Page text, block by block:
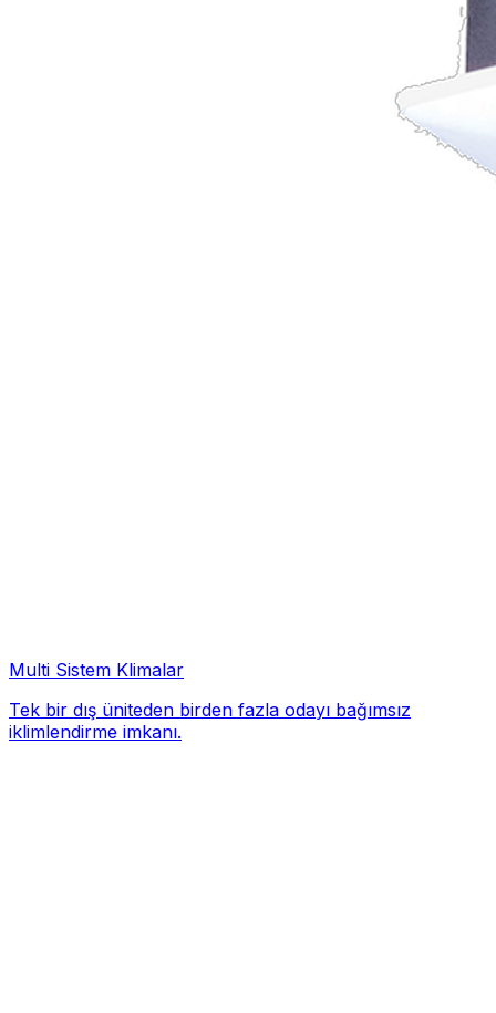
Multi Sistem Klimalar
Tek bir dış üniteden birden fazla odayı bağımsız
iklimlendirme imkanı.